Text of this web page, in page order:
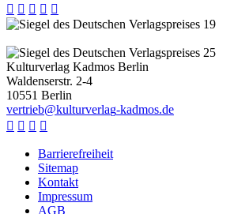
    
Kulturverlag Kadmos Berlin
Waldenserstr. 2-4
10551 Berlin
vertrieb@kulturverlag-kadmos.de
   
Barrierefreiheit
Sitemap
Kontakt
Impressum
AGB